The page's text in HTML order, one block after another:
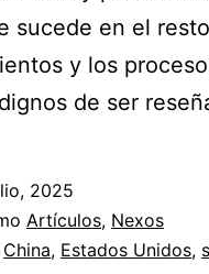
sucede en el
y los
de ser
2025
Artículos, Nexos
China, Estados Unidos,